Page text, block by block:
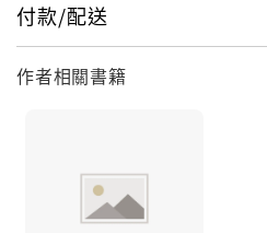
付款/配送
作者相關書籍